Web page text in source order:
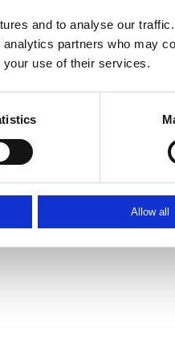
and to analyse our
partners who may
your use of their services.
Allow all